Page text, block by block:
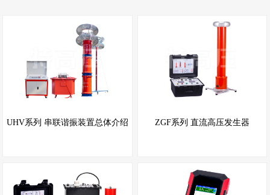
UHV系列 串联谐振装置总体介绍 ZGF系列 直流高压发生器